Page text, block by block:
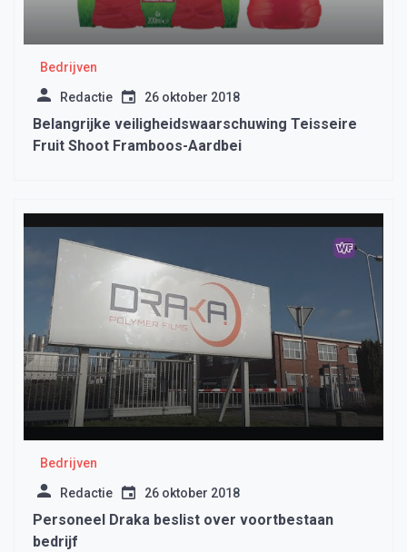
Bedrijven
Redactie 26 oktober 2018
Belangrijke veiligheidswaarschuwing Teisseire
Fruit Shoot Framboos-Aardbei
Bedrijven
Redactie 26 oktober 2018
Personeel Draka beslist over voortbestaan
bedrijf